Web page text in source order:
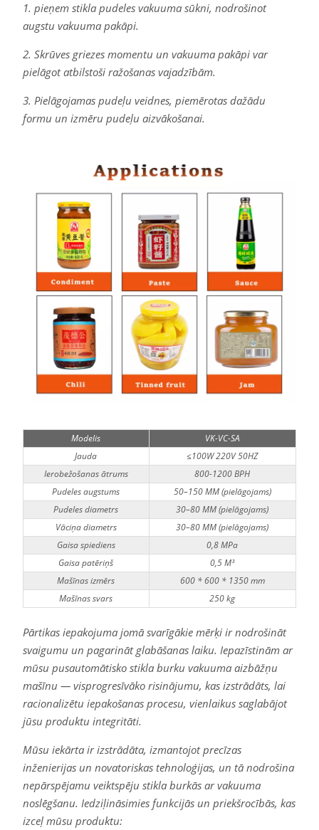
1. pieņem stikla pudeles vakuuma sūkni, nodrošinot
augstu vakuuma pakāpi.
2. Skrūves griezes momentu un vakuuma pakāpi var
pielāgot atbilstoši ražošanas vajadzībām.
3. Pielāgojamas pudeļu veidnes, piemērotas dažādu
formu un izmēru pudeļu aizvākošanai.
Modelis
VK-VC-SA
Jauda
≤100W 220V 50HZ
Ierobežošanas ātrums
800-1200 BPH
Pudeles augstums
50–150 MM (pielāgojams)
Pudeles diametrs
30–80 MM (pielāgojams)
Vāciņa diametrs
30–80 MM (pielāgojams)
Gaisa spiediens
0,8 MPa
Gaisa patēriņš
0,5 M³
Mašīnas izmērs
600 * 600 * 1350 mm
Mašīnas svars
250 kg
Pārtikas iepakojuma jomā svarīgākie mērķi ir nodrošināt
svaigumu un pagarināt glabāšanas laiku. Iepazīstinām ar
mūsu pusautomātisko stikla burku vakuuma aizbāžņu
mašīnu — visprogresīvāko risinājumu, kas izstrādāts, lai
racionalizētu iepakošanas procesu, vienlaikus saglabājot
jūsu produktu integritāti.
Mūsu iekārta ir izstrādāta, izmantojot precīzas
inženierijas un novatoriskas tehnoloģijas, un tā nodrošina
nepārspējamu veiktspēju stikla burkās ar vakuuma
noslēgšanu. Iedziļināsimies funkcijās un priekšrocībās, kas
izceļ mūsu produktu: